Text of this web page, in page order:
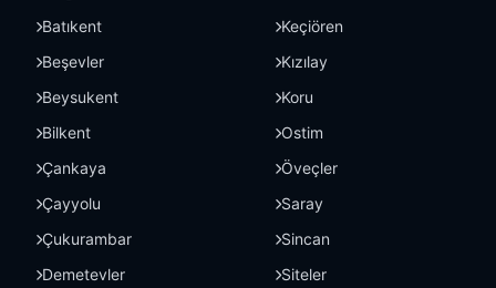
Batıkent
Beşevler
Beysukent
Bilkent
Çankaya
Çayyolu
Çukurambar
Demetevler
Keçiören
Kızılay
Koru
Ostim
Öveçler
Saray
Sincan
Siteler